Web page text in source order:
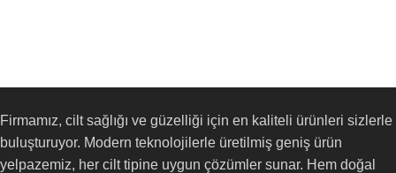
Firmamız, cilt sağlığı ve güzelliği için en kaliteli ürünleri sizlerle
buluşturuyor. Modern teknolojilerle üretilmiş geniş ürün
yelpazemiz, her cilt tipine uygun çözümler sunar. Hem doğal